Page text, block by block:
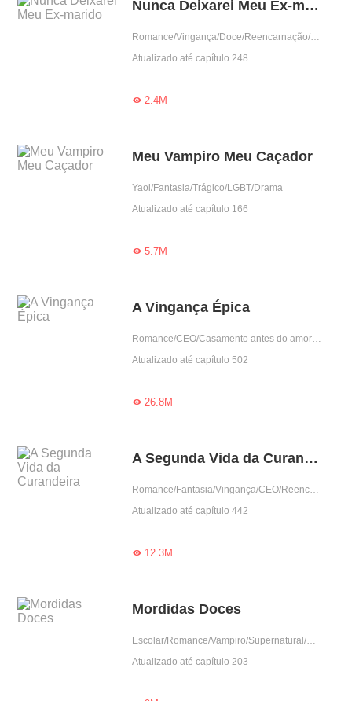
Nunca Deixarei Meu Ex-marido
Romance/Vingança/Doce/Reencarnação/Grávida
Atualizado até capítulo 248
2.4M
Meu Vampiro Meu Caçador
Yaoi/Fantasia/Trágico/LGBT/Drama
Atualizado até capítulo 166
5.7M
A Vingança Épica
Romance/CEO/Casamento antes do amor/Doce/Predestinado/Arrogante
Atualizado até capítulo 502
26.8M
A Segunda Vida da Curandeira
Romance/Fantasia/Vingança/CEO/Reencarnação/Mulher poderosa/Urbano/Amor casual
Atualizado até capítulo 442
12.3M
Mordidas Doces
Escolar/Romance/Vampiro/Supernatural/Amor proibido/Arrogante/Obediente/Garota boa
Atualizado até capítulo 203